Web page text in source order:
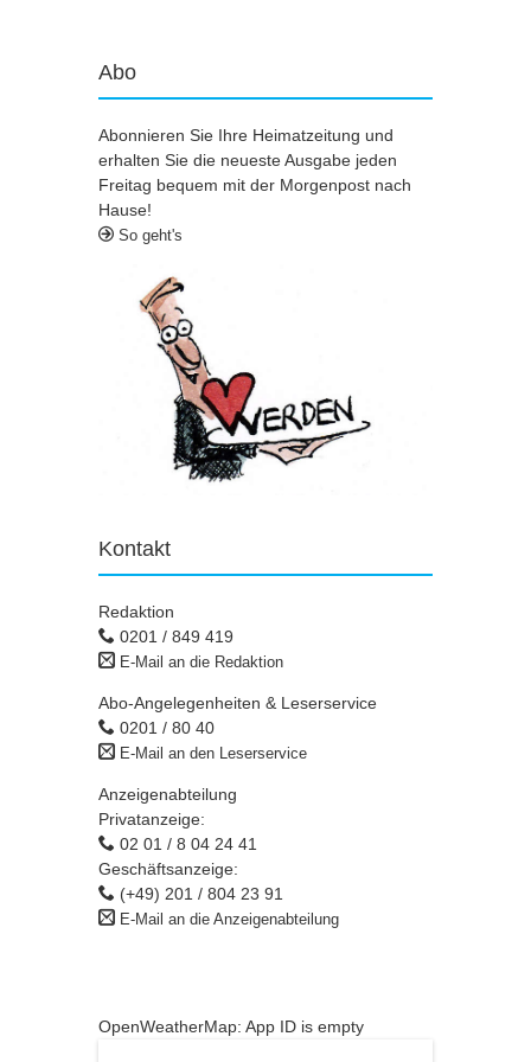
Abo
Abonnieren Sie Ihre Heimatzeitung und
erhalten Sie die neueste Ausgabe jeden
Freitag bequem mit der Morgenpost nach
Hause!
So geht's
Kontakt
Redaktion
0201 / 849 419
E-Mail an die Redaktion
Abo-Angelegenheiten & Leserservice
0201 / 80 40
E-Mail an den Leserservice
Anzeigenabteilung
Privatanzeige:
02 01 / 8 04 24 41
Geschäftsanzeige:
(+49) 201 / 804 23 91
E-Mail an die Anzeigenabteilung
OpenWeatherMap: App ID is empty